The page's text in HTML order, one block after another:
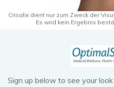
Crisalix dient nur zum Zweck der
Es wird kein Ergebnis
Sign up below to see your